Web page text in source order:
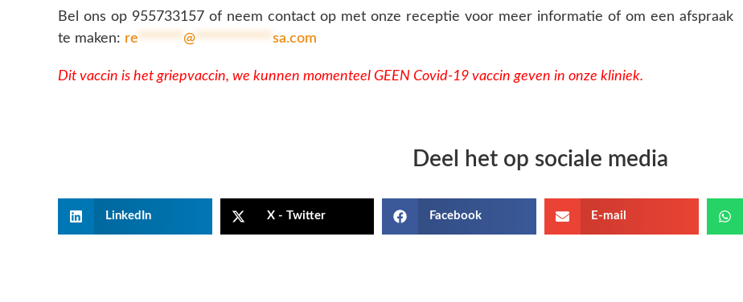
Bel ons op 955733157 of neem contact op met onze receptie voor meer informatie of om een afspraak
te maken: re ******* @ ************ sa.com
Dit vaccin is het griepvaccin, we kunnen momenteel GEEN Covid-19 vaccin geven in onze kliniek.
Deel het op sociale media
LinkedIn X - Twitter Facebook E-mail